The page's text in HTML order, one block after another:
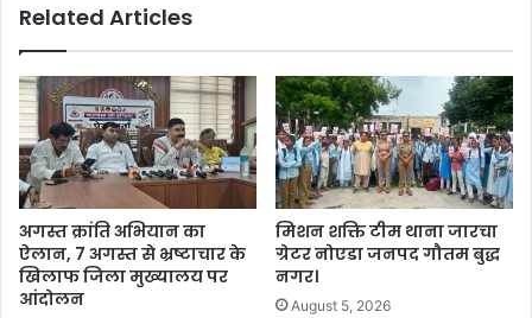
Related Articles
अगस्त क्रांति अभियान का
ऐलान, 7 अगस्त से भ्रष्टाचार के
खिलाफ जिला मुख्यालय पर
आंदोलन
मिशन शक्ति टीम थाना जारचा
ग्रेटर नोएडा जनपद गौतम बुद्ध
नगर।
August 5, 2026